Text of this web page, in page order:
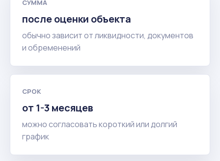
СУММА
после оценки объекта
обычно зависит от ликвидности, документов
и обременений
СРОК
от 1-3 месяцев
можно согласовать короткий или долгий
график